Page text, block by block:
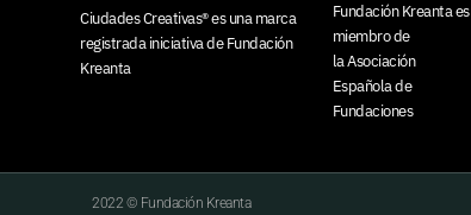
Ciudades Creativas® es una marca
registradainiciativa deFundación
Kreanta
Fundación Kreanta es
miembro de
laAsociación
Española de
Fundaciones
2022 © Fundación Kreanta